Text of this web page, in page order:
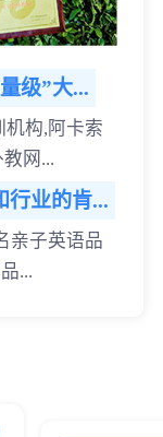
级”大...
机构,阿卡索
网...
行业的肯...
亲子英语品
...